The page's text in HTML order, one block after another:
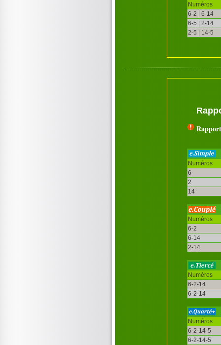
Numéros
6-2 | 6-14
6-5 | 2-14
2-5 | 14-5
Numéros
6
2
14
Numéros
6-2
6-14
2-14
Numéros
6-2-14
6-2-14
Numéros
6-2-14-5
6-2-14-5